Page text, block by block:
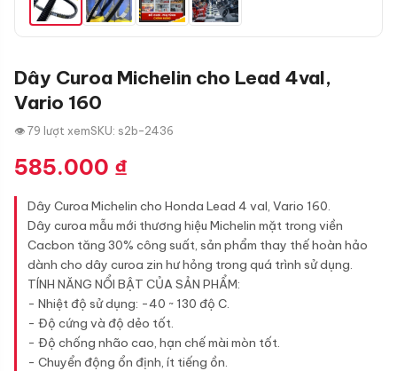
Dây Curoa Michelin cho Lead 4val,
Vario 160
👁 79 lượt xemSKU: s2b-2436
585.000 ₫
Dây Curoa Michelin cho Honda Lead 4 val, Vario 160.
Dây curoa mẫu mới thương hiệu Michelin mặt trong viền
Cacbon tăng 30% công suất, sản phẩm thay thế hoàn hảo
dành cho dây curoa zin hư hỏng trong quá trình sử dụng.
TÍNH NĂNG NỔI BẬT CỦA SẢN PHẨM:
- Nhiệt độ sử dụng: -40 ~ 130 độ C.
- Độ cứng và độ dẻo tốt.
- Độ chống nhão cao, hạn chế mài mòn tốt.
- Chuyển động ổn định, ít tiếng ồn.